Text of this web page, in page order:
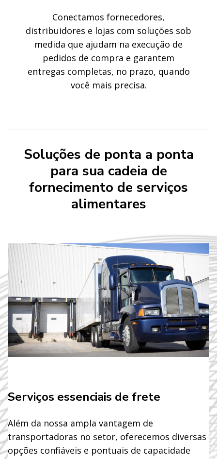
Conectamos fornecedores,
distribuidores e lojas com soluções sob
medida que ajudam na execução de
pedidos de compra e garantem
entregas completas, no prazo, quando
você mais precisa.
Soluções de ponta a ponta
para sua cadeia de
fornecimento de serviços
alimentares
Serviços essenciais de frete
Além da nossa ampla vantagem de
transportadoras no setor, oferecemos diversas
opções confiáveis e pontuais de capacidade